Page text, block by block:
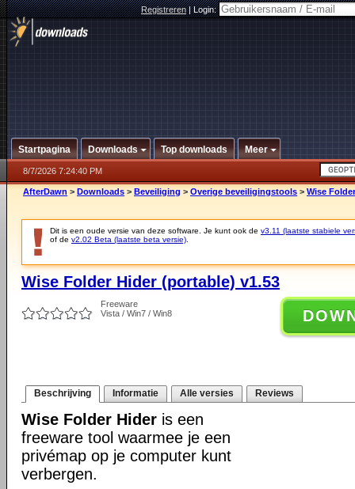
Registreren|Login:
Startpagina Downloads Top downloads Meer
8/7/2026 7:24:40 PM
AfterDawn > Downloads > Beveiliging > Overige beveiligingstools > Wise
Dit is een oude versie van deze software. Je kunt ook de v3.11 (laatste stabiele
of de v2.02 Beta (laatste beta versie)
Wise Folder Hider (portable) v1.53
Freeware
Vista / Win7 / Win8
Beschrijving Informatie Alle versies Reviews
Wise Folder Hider is een
freeware tool waarmee je een
privémap op je computer kunt
verbergen.